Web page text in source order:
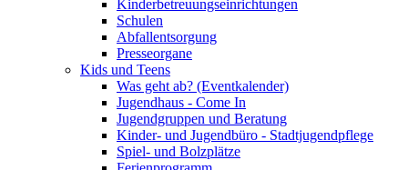
Kinderbetreuungseinrichtungen
Schulen
Abfallentsorgung
Presseorgane
Kids und Teens
Was geht ab? (Eventkalender)
Jugendhaus - Come In
Jugendgruppen und Beratung
Kinder- und Jugendbüro - Stadtjugendpflege
Spiel- und Bolzplätze